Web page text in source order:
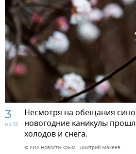
3
из 12
Несмотря на обещания
новогодние каникулы
холодов и снега.
© РИА Новости Крым . Дмитрий Макеев